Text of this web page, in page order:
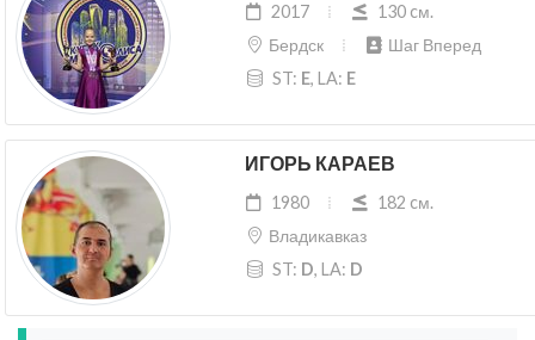
2017
130 cм.
Бердск
Шаг Вперед
ST: E, LA: E
ИГОРЬ КАРАЕВ
1980
182 cм.
Владикавказ
ST: D, LA: D